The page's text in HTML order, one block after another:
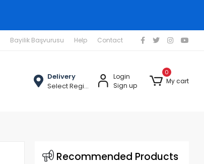
Bayilik Başvurusu Help Contact
Delivery
Select Region
Login
Sign up
0
My cart
Recommended Products